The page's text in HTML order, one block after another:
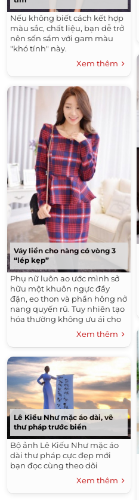
Nếu không biết cách kết hợp
màu sắc, chất liệu, bạn dễ trở
nên sến sẩm với gam màu
"khó tính" này.
Xem thêm
Váy liền cho nàng có vòng 3
“lép kẹp”
Phụ nữ luôn ao ước mình sở
hữu một khuôn ngực đầy
đặn, eo thon và phần hông nở
nang quyến rũ. Tuy nhiên tạo
hóa thường không ưu ái cho
tất cả mọi chị em đều có được
điều này. Nếu như phần...
Xem thêm
Lê Kiều Như mặc áo dài, vẽ
thư pháp trước biển
Bộ ảnh Lê Kiếu Như mặc áo
dài thư pháp cực đẹp mới
bạn đọc cùng theo dõi
Xem thêm